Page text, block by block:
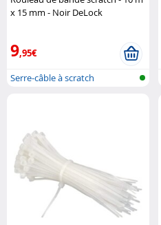
x 15 mm - Noir DeLock
9,95€
Serre-câble à scratch